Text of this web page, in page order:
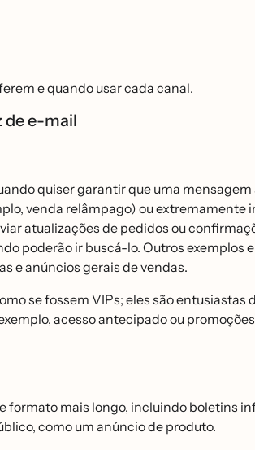
e quando usar cada canal.
de e-mail
quiser garantir que uma
venda relâmpago) ou
atualizações de pedidos ou
poderão ir buscá-lo. Outros exemplos
e anúncios gerais de vendas.
se fossem VIPs; eles são
acesso antecipado ou
formato mais longo, incluindo boletins
como um anúncio de produto.